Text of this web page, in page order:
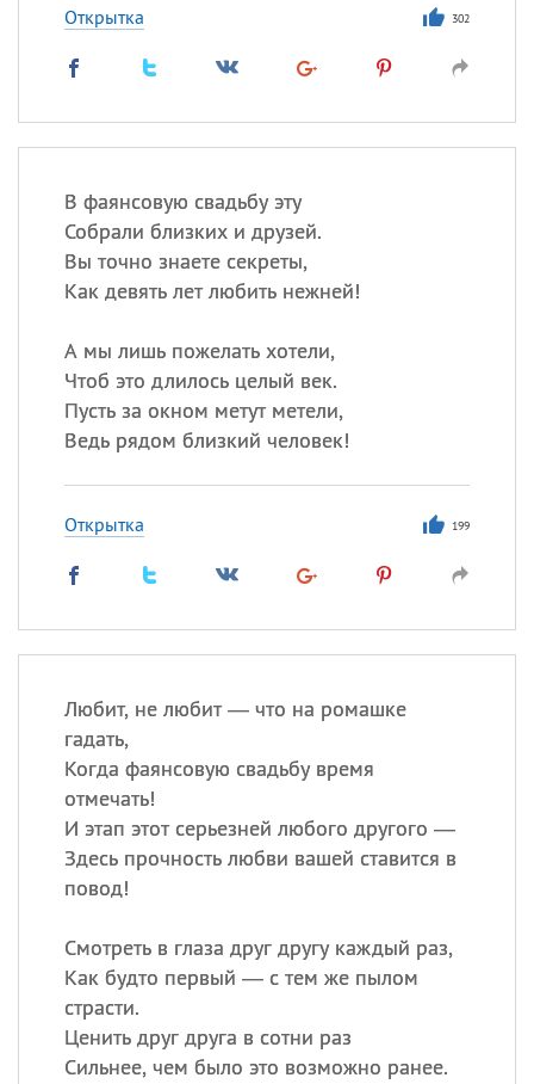
Открытка 302
В фаянсовую свадьбу эту
Собрали близких и друзей.
Вы точно знаете секреты,
Как девять лет любить нежней!
А мы лишь пожелать хотели,
Чтоб это длилось целый век.
Пусть за окном метут метели,
Ведь рядом близкий человек!
Открытка 199
Любит, не любит — что на ромашке
гадать,
Когда фаянсовую свадьбу время
отмечать!
И этап этот серьезней любого другого —
Здесь прочность любви вашей ставится в
повод!
Смотреть в глаза друг другу каждый раз,
Как будто первый — с тем же пылом
страсти.
Ценить друг друга в сотни раз
Сильнее, чем было это возможно ранее.